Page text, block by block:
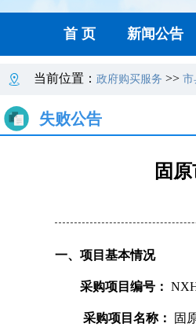
首 页 新闻公告
当前位置： 政府购买服务 >> 市
失败公告
固
一、项目基本情况
采购项目编号：
采购项目名称： 固